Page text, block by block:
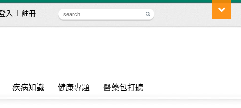
入 註冊
疾病知識 健康專題 醫藥包打聽